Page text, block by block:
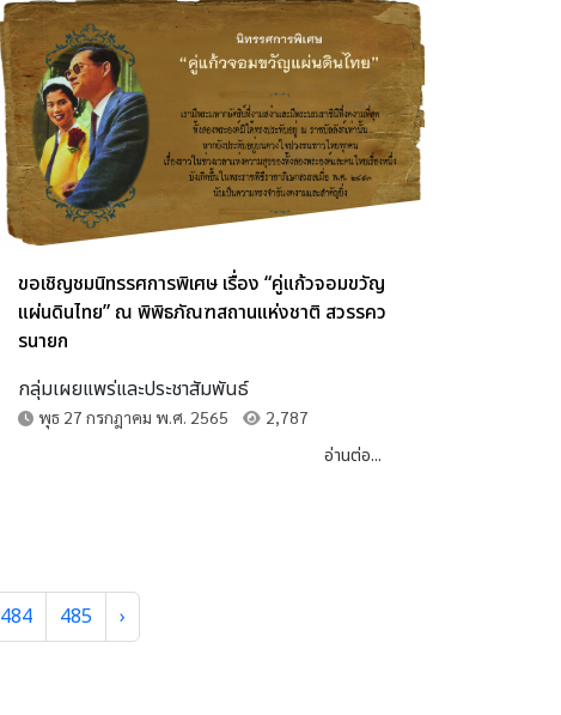
ขอเชิญชมนิทรรศการพิเศษ เรื่อง “คู่แก้วจอมขวัญ
แผ่นดินไทย” ณ พิพิธภัณฑสถานแห่งชาติ สวรรคว
รนายก
กลุ่มเผยแพร่และประชาสัมพันธ์
พุธ 27 กรกฎาคม พ.ศ. 2565 2,787
อ่านต่อ...
484 485 ›